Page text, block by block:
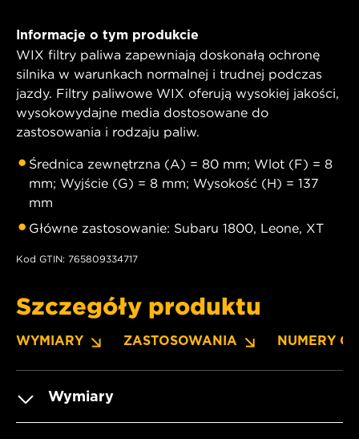
Informacje o tym produkcie
WIX filtry paliwa zapewniają doskonałą ochronę
silnika w warunkach normalnej i trudnej podczas
jazdy. Filtry paliwowe WIX oferują wysokiej jakości,
wysokowydajne media dostosowane do
zastosowania i rodzaju paliw.
Średnica zewnętrzna (A) = 80 mm; Wlot (F) = 8
mm; Wyjście (G) = 8 mm; Wysokość (H) = 137
mm
Główne zastosowanie: Subaru 1800, Leone, XT
Kod GTIN: 765809334717
Szczegóły produktu
WYMIARY ZASTOSOWANIA NUMERY OE
Wymiary